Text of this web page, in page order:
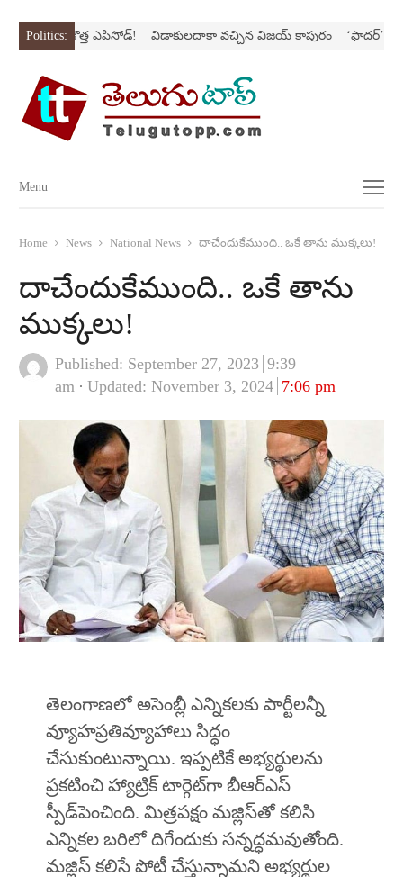
Politics:
సిరీస్‌లో కొత్త ఎపిసోడ్‌! విడాకులదాకా వచ్చిన విజయ్‌ కాపురం
Menu
Menu
Home News National News దాచేందుకేముంది.. ఒకే తాను ముక్కలు!
దాచేందుకేముంది.. ఒకే తాను
ముక్కలు!
Published: September 27, 2023 9:39
am
Updated: November 3, 2024 7:06 pm
తెలంగాణలో అసెంబ్లీ ఎన్నికలకు పార్టీలన్నీ
వ్యూహప్రతివ్యూహాలు సిద్ధం
చేసుకుంటున్నాయి. ఇప్పటికే అభ్యర్థులను
ప్రకటించి హ్యాట్రిక్‌ టార్గెట్‌గా బీఆర్‌ఎస్‌
స్పీడ్‌పెంచింది. మిత్రపక్షం మజ్లిస్‌తో కలిసి
ఎన్నికల బరిలో దిగేందుకు సన్నద్ధమవుతోంది.
మజ్లిస్ కలిసే పోటీ చేస్తున్నామని అభ్యర్థుల